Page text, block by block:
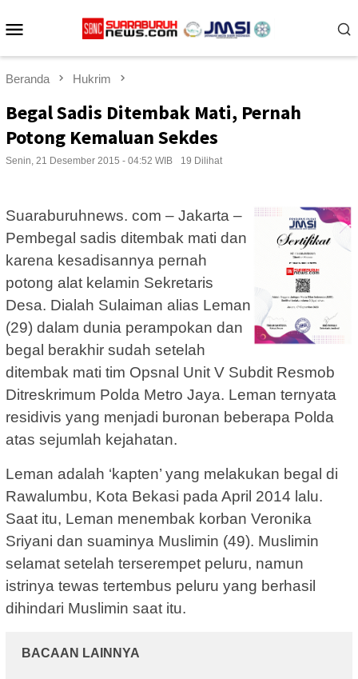
ke
Beranda Hukrim
Begal Sadis Ditembak Mati, Pernah
Potong Kemaluan Sekdes
Senin, 21 Desember 2015 - 04:52 WIB 19 Dilihat
Suaraburuhnews. com – Jakarta –
Pembegal sadis ditembak mati dan
karena kesadisannya pernah
potong alat kelamin Sekretaris
Desa. Dialah Sulaiman alias Leman
(29) dalam dunia perampokan dan
begal berakhir sudah setelah
ditembak mati tim Opsnal Unit V Subdit Resmob
Ditreskrimum Polda Metro Jaya. Leman ternyata
residivis yang menjadi buronan beberapa Polda
atas sejumlah kejahatan.
Leman adalah ‘kapten’ yang melakukan begal di
Rawalumbu, Kota Bekasi pada April 2014 lalu.
Saat itu, Leman menembak korban Veronika
Sriyani dan suaminya Muslimin (49). Muslimin
selamat setelah terserempet peluru, namun
istrinya tewas tertembus peluru yang berhasil
dihindari Muslimin saat itu.
BACAAN LAINNYA